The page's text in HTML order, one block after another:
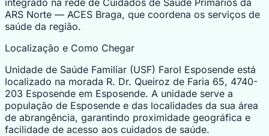
ARS Norte — ACES Braga, que coordena os serviços de
saúde da região.
Localização e Como Chegar
Unidade de Saúde Familiar (USF) Farol Esposende está
localizado na morada R. Dr. Queiroz de Faria 65, 4740-
203 Esposende em Esposende. A unidade serve a
população de Esposende e das localidades da sua área
de abrangência, garantindo proximidade geográfica e
facilidade de acesso aos cuidados de saúde.